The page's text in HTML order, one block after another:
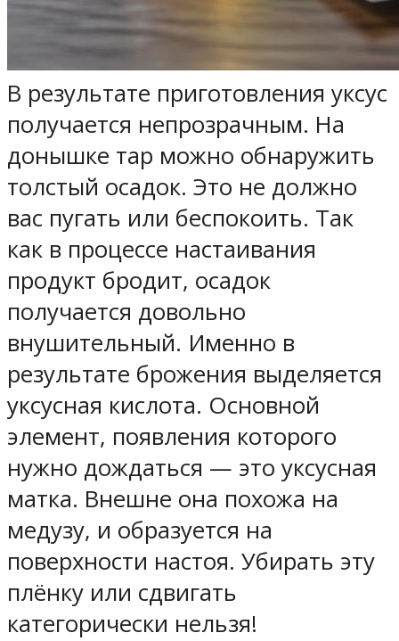
В результате приготовления уксус
получается непрозрачным. На
донышке тар можно обнаружить
толстый осадок. Это не должно
вас пугать или беспокоить. Так
как в процессе настаивания
продукт бродит, осадок
получается довольно
внушительный. Именно в
результате брожения выделяется
уксусная кислота. Основной
элемент, появления которого
нужно дождаться — это уксусная
матка. Внешне она похожа на
медузу, и образуется на
поверхности настоя. Убирать эту
плёнку или сдвигать
категорически нельзя!